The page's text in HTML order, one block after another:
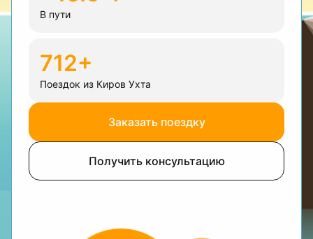
В пути
712+
Поездок из Киров Ухта
Заказать поездку
Получить консультацию